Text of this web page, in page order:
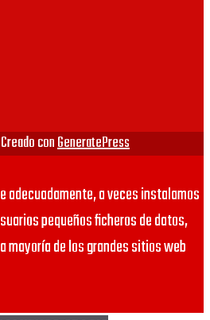
conGeneratePress
adecuadamente, a veces instalamos
pequeños ficheros de datos,
mayoría de los grandes sitios web